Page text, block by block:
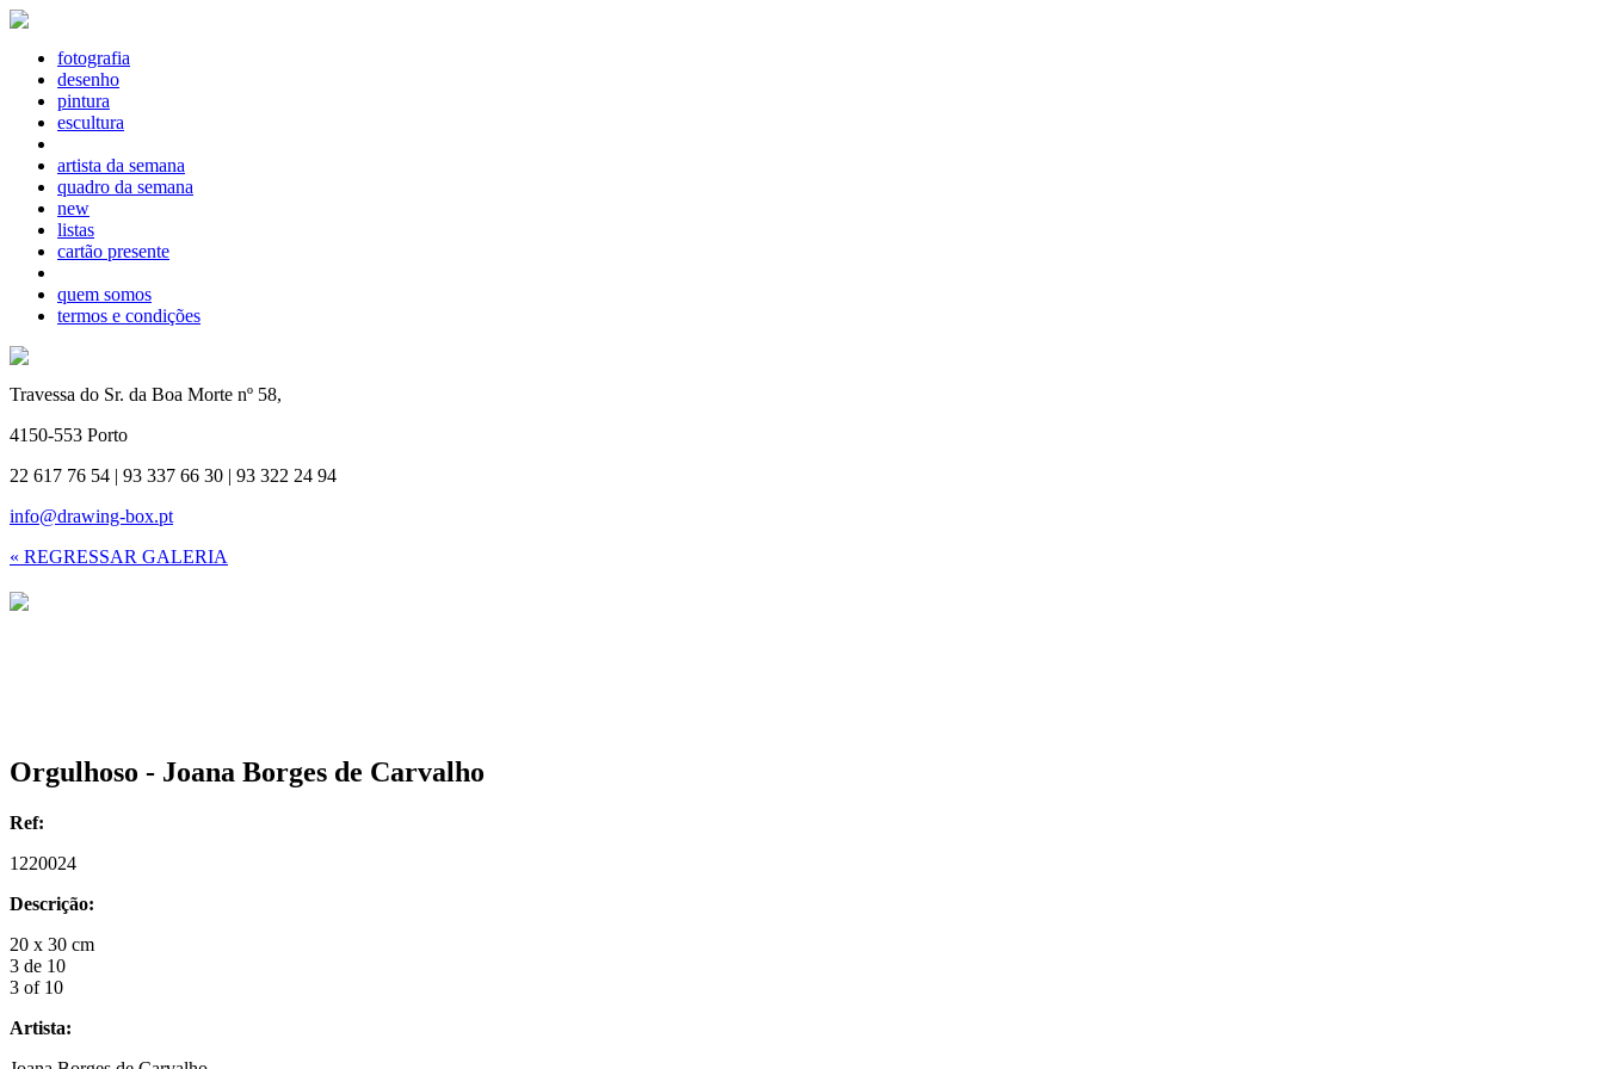
fotografia
desenho
pintura
escultura
artista da semana
quadro da semana
new
listas
cartão presente
quem somos
termos e condições
Travessa do Sr. da Boa Morte nº 58,
4150-553 Porto
22 617 76 54 | 93 337 66 30 | 93 322 24 94
info@drawing-box.pt
« REGRESSAR GALERIA
Orgulhoso - Joana Borges de Carvalho
Ref:
1220024
Descrição:
20 x 30 cm
3 de 10
3 of 10
Artista: